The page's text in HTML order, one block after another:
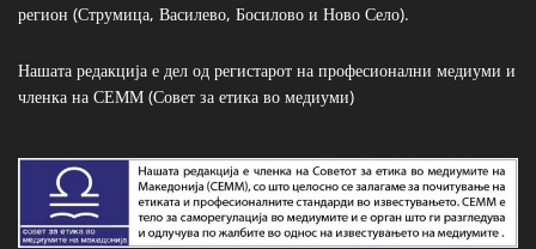
регион (Струмица, Василево, Босилово и Ново Село).
Нашата редакција е дел од регистарот на професионални медиуми и
членка на СЕММ (Совет за етика во медиуми)